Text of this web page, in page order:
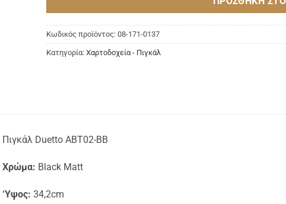
Κωδικός προϊόντος: 08-171-0137
Κατηγορία: Χαρτοδοχεία - Πιγκάλ
Πιγκάλ Duetto ABT02-BB
Χρώμα: Black Matt
‘Υψος: 34,2cm